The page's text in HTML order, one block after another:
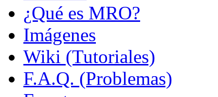
¿Qué es MRO?
Imágenes
Wiki (Tutoriales)
F.A.Q. (Problemas)